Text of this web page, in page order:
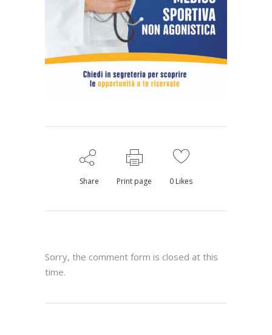
Share Print page 0 Likes
Sorry, the comment form is closed at this
time.